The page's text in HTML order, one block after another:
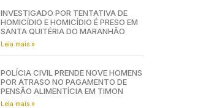
INVESTIGADO POR TENTATIVA DE
HOMICÍDIO E HOMICÍDIO É PRESO EM
SANTA QUITÉRIA DO MARANHÃO
Leia mais »
POLÍCIA CIVIL PRENDE NOVE HOMENS
POR ATRASO NO PAGAMENTO DE
PENSÃO ALIMENTÍCIA EM TIMON
Leia mais »